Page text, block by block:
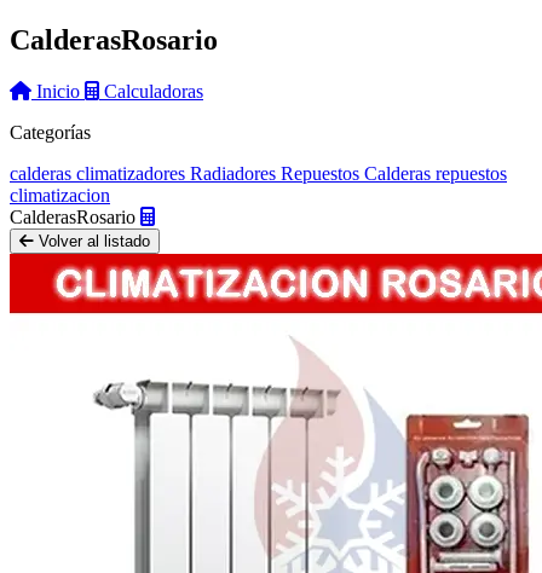
CalderasRosario
Inicio
Calculadoras
Categorías
calderas climatizadores Radiadores Repuestos Calderas repuestos
climatizacion
CalderasRosario
Volver al listado